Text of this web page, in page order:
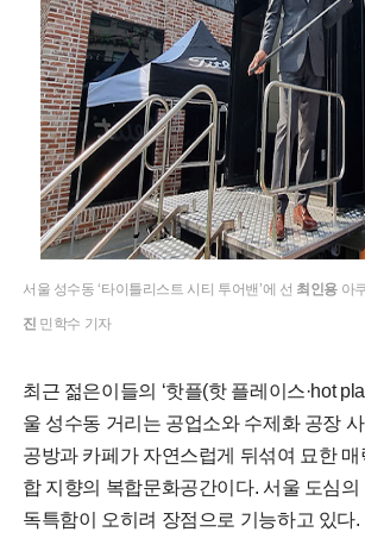
서울 성수동 ‘타이틀리스트 시티 투어밴’에 선 최인용 아
진 민학수 기자
최근 젊은이들의 ‘핫플(핫 플레이스·hot
울 성수동 거리는 공업소와 수제화 공장
공방과 카페가 자연스럽게 뒤섞여 묘한
합 지향의 복합문화공간이다. 서울 도심
독특함이 오히려 장점으로 기능하고 있다.